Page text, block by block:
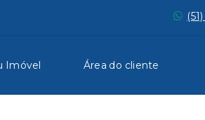
Imóvel Área do cliente